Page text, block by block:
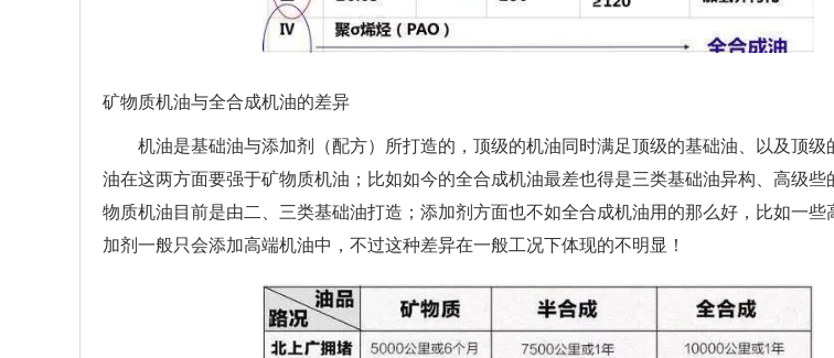
矿物质机油与全合成机油的差异
机油是基础油与添加剂（配方）所打造的，顶级的机油同时满足顶级的基础油、以及顶级
油在这两方面要强于矿物质机油；比如如今的全合成机油最差也得是三类基础油异构、高级些
物质机油目前是由二、三类基础油打造；添加剂方面也不如全合成机油用的那么好，比如一些
加剂一般只会添加高端机油中，不过这种差异在一般工况下体现的不明显！